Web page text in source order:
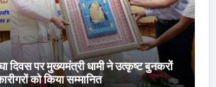
दिवस पर मुख्यमंत्री धामी ने उत्कृष्ट बुनकरों
को किया सम्मानित